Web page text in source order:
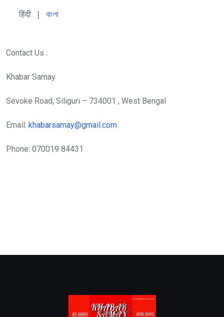
हिंदी বাংলা
Contact Us :
Khabar Samay
Sevoke Road, Siliguri – 734001 , West Bengal
Email: khabarsamay@gmail.com
Phone: 070019 84431